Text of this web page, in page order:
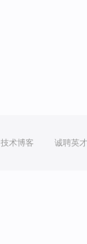
技术博客 诚聘英才